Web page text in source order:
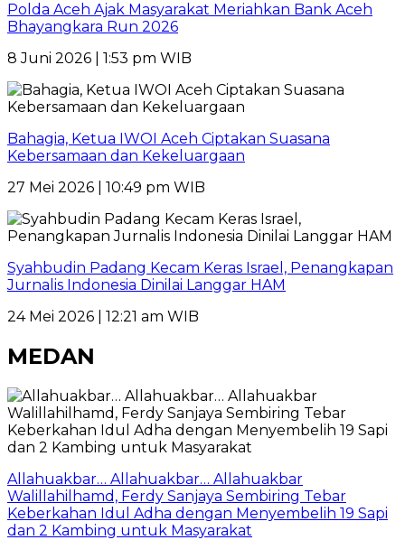
Polda Aceh Ajak Masyarakat Meriahkan Bank Aceh
Bhayangkara Run 2026
8 Juni 2026 | 1:53 pm WIB
Bahagia, Ketua IWOI Aceh Ciptakan Suasana
Kebersamaan dan Kekeluargaan
27 Mei 2026 | 10:49 pm WIB
Syahbudin Padang Kecam Keras Israel, Penangkapan
Jurnalis Indonesia Dinilai Langgar HAM
24 Mei 2026 | 12:21 am WIB
MEDAN
Allahuakbar… Allahuakbar… Allahuakbar
Walillahilhamd, Ferdy Sanjaya Sembiring Tebar
Keberkahan Idul Adha dengan Menyembelih 19 Sapi
dan 2 Kambing untuk Masyarakat